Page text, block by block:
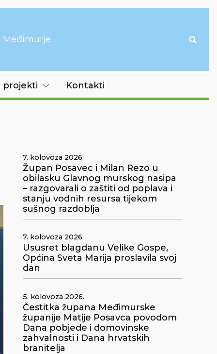
Međimurje
projekti Kontakti
7. kolovoza 2026.
Župan Posavec i Milan Rezo u
obilasku Glavnog murskog nasipa
– razgovarali o zaštiti od poplava i
stanju vodnih resursa tijekom
sušnog razdoblja
7. kolovoza 2026.
Ususret blagdanu Velike Gospe,
Općina Sveta Marija proslavila svoj
dan
5. kolovoza 2026.
Čestitka župana Međimurske
županije Matije Posavca povodom
Dana pobjede i domovinske
zahvalnosti i Dana hrvatskih
branitelja